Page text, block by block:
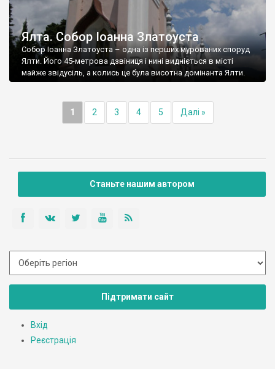
Ялта. Собор Іоанна Златоуста
Собор Іоанна Златоуста – одна із перших мурованих споруд
Ялти. Його 45-метрова дзвіниця і нині видніється в місті
майже звідусіль, а колись це була висотна домінанта Ялти.
1 2 3 4 5 Далі »
Станьте нашим автором
Підтримати сайт
Вхід
Реєстрація